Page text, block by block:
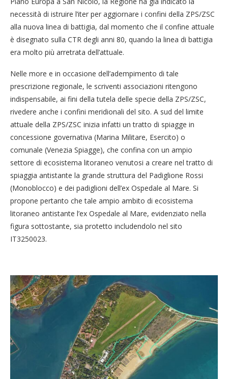
necessità di istruire l’iter per aggiornare i confini della ZPS/ZSC
alla nuova linea di battigia, dal momento che il confine attuale
è disegnato sulla CTR degli anni 80, quando la linea di battigia
era molto più arretrata dell’attuale.
Nelle more e in occasione dell’adempimento di tale
prescrizione regionale, le scriventi associazioni ritengono
indispensabile, ai fini della tutela delle specie della ZPS/ZSC,
rivedere anche i confini meridionali del sito. A sud del limite
attuale della ZPS/ZSC inizia infatti un tratto di spiagge in
concessione governativa (Marina Militare, Esercito) o
comunale (Venezia Spiagge), che confina con un ampio
settore di ecosistema litoraneo venutosi a creare nel tratto di
spiaggia antistante la grande struttura del Padiglione Rossi
(Monoblocco) e dei padiglioni dell’ex Ospedale al Mare. Si
propone pertanto che tale ampio ambito di ecosistema
litoraneo antistante l’ex Ospedale al Mare, evidenziato nella
figura sottostante, sia protetto includendolo nel sito
IT3250023.